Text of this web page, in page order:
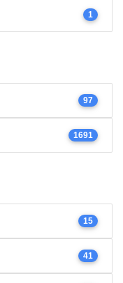
1
97
1691
15
41